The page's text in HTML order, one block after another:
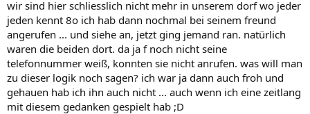
wir sind hier schliesslich nicht mehr in unserem dorf wo jeder
jeden kennt 8o ich hab dann nochmal bei seinem freund
angerufen ... und siehe an, jetzt ging jemand ran. natürlich
waren die beiden dort. da ja f noch nicht seine
telefonnummer weiß, konnten sie nicht anrufen. was will man
zu dieser logik noch sagen? ich war ja dann auch froh und
gehauen hab ich ihn auch nicht ... auch wenn ich eine zeitlang
mit diesem gedanken gespielt hab ;D